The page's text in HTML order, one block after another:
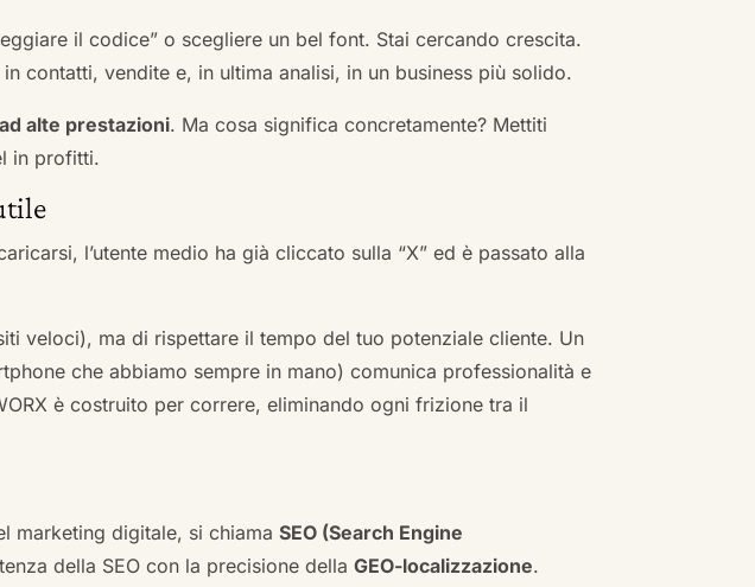
il codice” o scegliere un bel font. Stai cercando crescita.
contatti, vendite e, in ultima analisi, in un business più solido.
alte prestazioni. Ma cosa significa concretamente? Mettiti
in profitti.
l’utente medio ha già cliccato sulla “X” ed è passato alla
veloci), ma di rispettare il tempo del tuo potenziale cliente. Un
che abbiamo sempre in mano) comunica professionalità e
è costruito per correre, eliminando ogni frizione tra il
marketing digitale, si chiamaSEO (Search Engine
della SEO con la precisione dellaGEO-localizzazione.